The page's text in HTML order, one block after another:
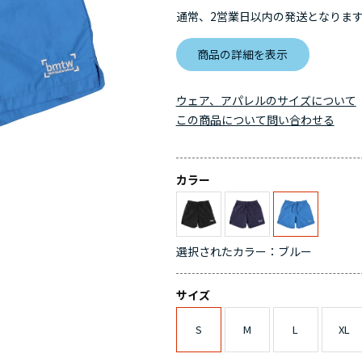
通常、2営業日以内の発送となります
商品の詳細を表示
ウェア、アパレルのサイズについて
カラー
選択されたカラー：ブルー
サイズ
S M L XL
この商品について問い合わせる